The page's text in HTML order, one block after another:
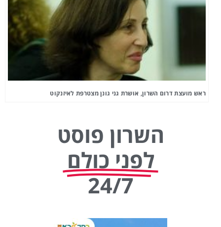
ראש מועצת דרום השרון, אושרת גני גונן מצטרפת לאיזנקוט
השרון פוסט
לפני כולם
24/7